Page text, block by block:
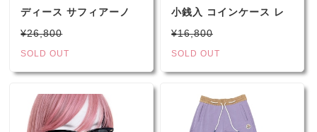
ディース サフィアーノ
レザー 二つ折り財布 ネ
イビー マルチ 1MV204
¥26,800
SOLD OUT
小銭入 コインケース レ
ザー アナグラム 馬蹄型
ブラック
¥16,800
SOLD OUT